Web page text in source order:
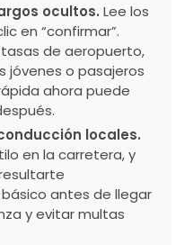
ocultos. Lee los
en “confirmar”.
de aeropuerto,
jóvenes o pasajeros
ahora puede
locales.
en la carretera, y
antes de llegar
y evitar multas